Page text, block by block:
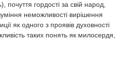
почуття гордості за свій народ,
неможливості вирішення
як одного з проявів духовності
таких понять як милосердя,